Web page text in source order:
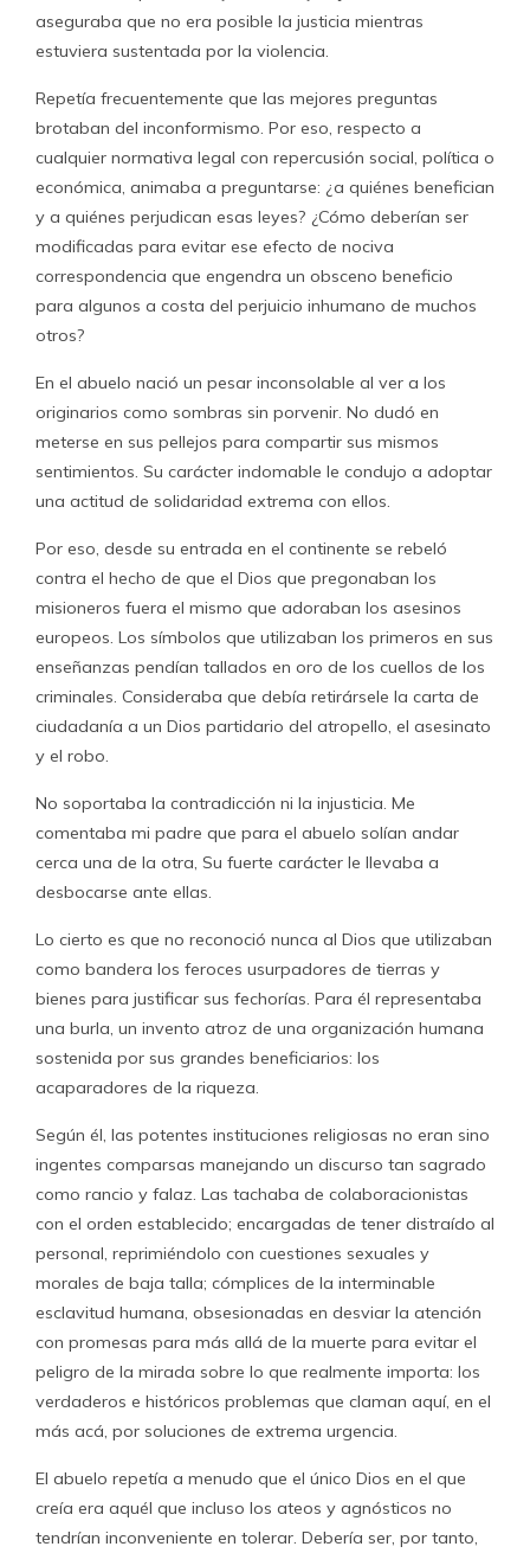
aseguraba que no era posible la justicia mientras
estuviera sustentada por la violencia.
Repetía frecuentemente que las mejores preguntas
brotaban del inconformismo. Por eso, respecto a
cualquier normativa legal con repercusión social, política o
económica, animaba a preguntarse: ¿a quiénes benefician
y a quiénes perjudican esas leyes? ¿Cómo deberían ser
modificadas para evitar ese efecto de nociva
correspondencia que engendra un obsceno beneficio
para algunos a costa del perjuicio inhumano de muchos
otros?
En el abuelo nació un pesar inconsolable al ver a los
originarios como sombras sin porvenir. No dudó en
meterse en sus pellejos para compartir sus mismos
sentimientos. Su carácter indomable le condujo a adoptar
una actitud de solidaridad extrema con ellos.
Por eso, desde su entrada en el continente se rebeló
contra el hecho de que el Dios que pregonaban los
misioneros fuera el mismo que adoraban los asesinos
europeos. Los símbolos que utilizaban los primeros en sus
enseñanzas pendían tallados en oro de los cuellos de los
criminales. Consideraba que debía retirársele la carta de
ciudadanía a un Dios partidario del atropello, el asesinato
y el robo.
No soportaba la contradicción ni la injusticia. Me
comentaba mi padre que para el abuelo solían andar
cerca una de la otra, Su fuerte carácter le llevaba a
desbocarse ante ellas.
Lo cierto es que no reconoció nunca al Dios que utilizaban
como bandera los feroces usurpadores de tierras y
bienes para justificar sus fechorías. Para él representaba
una burla, un invento atroz de una organización humana
sostenida por sus grandes beneficiarios: los
acaparadores de la riqueza.
Según él, las potentes instituciones religiosas no eran sino
ingentes comparsas manejando un discurso tan sagrado
como rancio y falaz. Las tachaba de colaboracionistas
con el orden establecido; encargadas de tener distraído al
personal, reprimiéndolo con cuestiones sexuales y
morales de baja talla; cómplices de la interminable
esclavitud humana, obsesionadas en desviar la atención
con promesas para más allá de la muerte para evitar el
peligro de la mirada sobre lo que realmente importa: los
verdaderos e históricos problemas que claman aquí, en el
más acá, por soluciones de extrema urgencia.
El abuelo repetía a menudo que el único Dios en el que
creía era aquél que incluso los ateos y agnósticos no
tendrían inconveniente en tolerar. Debería ser, por tanto,